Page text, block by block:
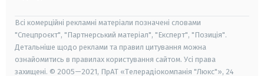
Всі комерційні рекламні матеріали позначені словами
"Спецпроєкт", "Партнерський матеріал", "Експерт", "Позиція".
Детальніше щодо реклами та правил цитування можна
ознайомитись в правилах користування сайтом. Усі права
захищені. © 2005—2021, ПрАТ «Телерадіокомпанія "Люкс"», 24